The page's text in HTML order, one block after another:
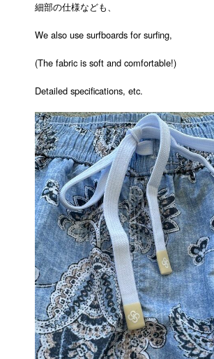
細部の仕様なども、
We also use surfboards for surfing,
(The fabric is soft and comfortable!)
Detailed specifications, etc.